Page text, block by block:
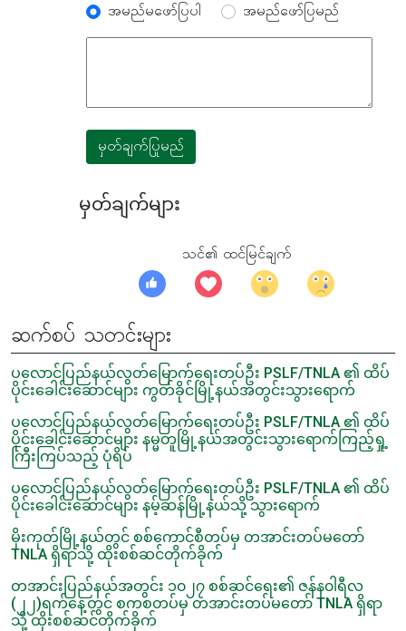
အမည်မဖော်ပြပါ အမည်ဖော်ပြမည်
မှတ်ချက်ပြုမည်
မှတ်ချက်များ
သင်၏ ထင်မြင်ချက်
ဆက်စပ် သတင်းများ
ပလောင်ပြည်နယ်လွတ်မြောက်ရေးတပ်ဦး PSLF/TNLA ၏ ထိပ်
ပိုင်းခေါင်းဆောင်များ ကွတ်ခိုင်မြို့နယ်အတွင်းသွားရောက်
ပလောင်ပြည်နယ်လွတ်မြောက်ရေးတပ်ဦး PSLF/TNLA ၏ ထိပ်
ပိုင်းခေါင်းဆောင်များ နမ္မတူမြို့နယ်အတွင်းသွားရောက်ကြည့်ရှု့
ကြီးကြပ်သည့် ပုံရိပ်
ပလောင်ပြည်နယ်လွတ်မြောက်ရေးတပ်ဦး PSLF/TNLA ၏ ထိပ်
ပိုင်းခေါင်းဆောင်များ နမ့်ဆန်မြို့နယ်သို့ သွားရောက်
မိုးကုတ်မြို့နယ်တွင် စစ်ကောင်စီတပ်မှ တအာင်းတပ်မတော်
TNLA ရှိရာသို့ ထိုးစစ်ဆင်တိုက်ခိုက်
တအာင်းပြည်နယ်အတွင်း ၁၀၂၇ စစ်ဆင်ရေး၏ ဇန်န၀ါရီလ
(၂၂)ရက်နေ့တွင် စကစတပ်မှ တအာင်းတပ်မတော် TNLA ရှိရာ
သို့ ထိုးစစ်ဆင်တိုက်ခိုက်